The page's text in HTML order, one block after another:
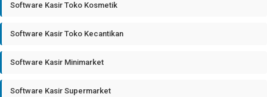
Software Kasir Toko Kosmetik
Software Kasir Toko Kecantikan
Software Kasir Minimarket
Software Kasir Supermarket